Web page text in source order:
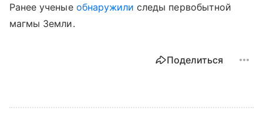
Ранее ученые обнаружили следы первобытной
магмы Земли.
Поделиться